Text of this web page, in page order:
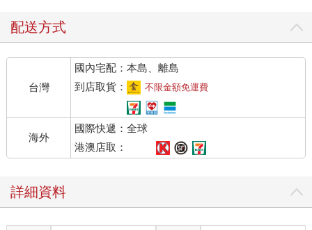
路上。
一片灰暗。小船駛向上游的方向，石神看著這片景象，走過了新
過橋之後，他沿著橋下的樓梯走了下去。鑽過橋下，沿著隅田川
彳亍而行。河岸的兩側是散步道，但父母帶著小孩，或是情侶都
在更前方的清洲橋一帶散步，即使在假日，新大橋附近也很少有
人來散步。只要實際來這裡走一趟，就可以知道其中的原因。因
為這裡有一整排遊民住的地方，他們的居所都用藍色塑膠布蓋了
起來。因為上方就是高速公路可以遮雨擋風，所以也許對遊民來
篷，當然另一方面也是因為他們群居在一起比較方便。
石神淡淡地走過那排藍色帳篷。藍色帳篷最多差不多一個人高，
有些只有及腰的高度，也許比起帳篷，更適合稱為箱子，但如果
配送方式
台灣
國內宅配：本島、離島
到店取貨：
不限金額免運費
海外
國際快遞：全球
港澳店取：
詳細資料